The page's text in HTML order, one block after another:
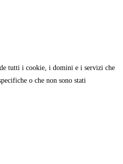
tutti i cookie, i domini e i servizi che
o che non sono stati